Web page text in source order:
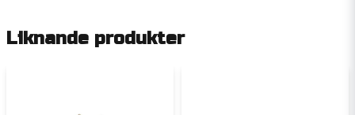
Liknande produkter